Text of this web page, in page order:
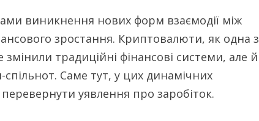
виникнення нових форм взаємодії між
зростання. Криптовалюти, як одна з
традиційні фінансові системи, але й
Саме тут, у цих динамічних
уявлення про заробіток.